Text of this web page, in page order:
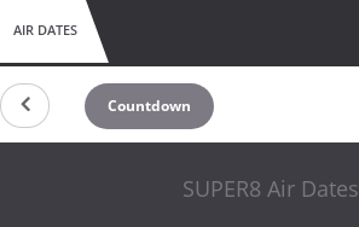
AIR DATES
Countdown
SUPER8 Air Dates